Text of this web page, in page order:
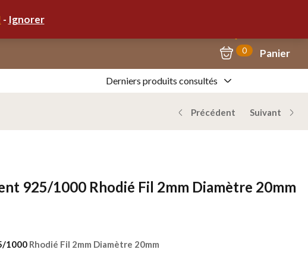
- Ignorer
0 Panier
Derniers produits consultés
Précédent Suivant
925/1000 Rhodié Fil 2mm Diamètre 20mm
1000 Rhodié Fil 2mm Diamètre 20mm